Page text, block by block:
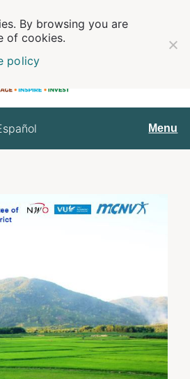
Menu
By browsing you are
of cookies.
policy